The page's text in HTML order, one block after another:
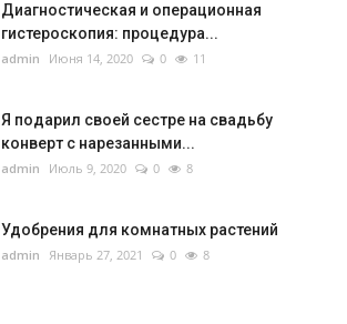
Диагностическая и операционная
гистероскопия: процедура...
admin Июня 14, 2020 0 11
Я подарил своей сестре на свадьбу
конверт с нарезанными...
admin Июль 9, 2020 0 8
Удобрения для комнатных растений
admin Январь 27, 2021 0 8